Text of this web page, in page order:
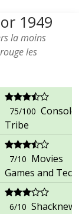
1949
la moins
les
75/100 Console
Tribe
7/10 Movies
Games and Tech
6/10